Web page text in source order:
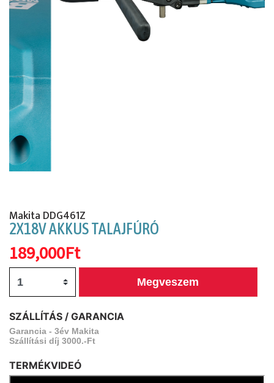
Előző
Makita DDG461Z
2X18V AKKUS TALAJFÚRÓ
189,000Ft
Megveszem
SZÁLLÍTÁS / GARANCIA
Garancia - 3év Makita
Szállítási díj 3000.-Ft
TERMÉKVIDEÓ